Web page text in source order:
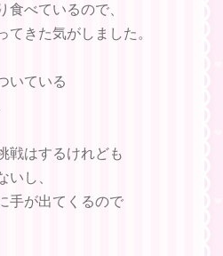
食べているので、
てきた気がしました。
いている
戦はするけれども
いし、
手が出てくるので